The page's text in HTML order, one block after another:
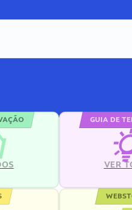
GUIA DE
VER